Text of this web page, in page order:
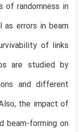
of randomness in
errors in beam
of links
are studied by
and different
the impact of
beam-forming on